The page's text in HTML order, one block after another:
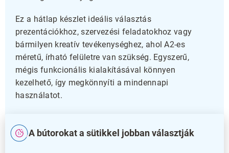
A bútorokat a sütikkel jobban választják
Ez a hátlap készlet ideális választás
prezentációkhoz, szervezési feladatokhoz vagy
bármilyen kreatív tevékenységhez, ahol A2-es
méretű, írható felületre van szükség. Egyszerű,
mégis funkcionális kialakításával könnyen
kezelhető, így megkönnyíti a mindennapi
használatot.
Válassza a praktikumot és megbízhatóságot